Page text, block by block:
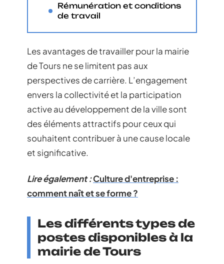
Rémunération et conditions
de travail
Les avantages de travailler pour la mairie
de Tours ne se limitent pas aux
perspectives de carrière. L’engagement
envers la collectivité et la participation
active au développement de la ville sont
des éléments attractifs pour ceux qui
souhaitent contribuer à une cause locale
et significative.
Lire également :Culture d'entreprise :
comment naît et se forme ?
Les différents types de
postes disponibles à la
mairie de Tours